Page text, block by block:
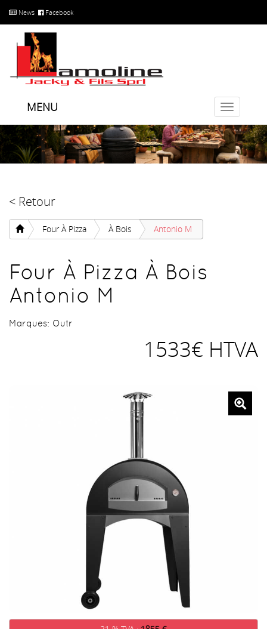
News Facebook
Toggle
MENU
< Retour
Four À Pizza À Bois Antonio M
Four À Pizza À Bois
Antonio M
Marques: Outr
1533€ HTVA